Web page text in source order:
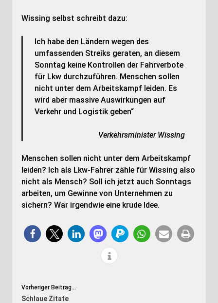
Wissing selbst schreibt dazu:
Ich habe den Ländern wegen des
umfassenden Streiks geraten, an diesem
Sonntag keine Kontrollen der Fahrverbote
für Lkw durchzuführen. Menschen sollen
nicht unter dem Arbeitskampf leiden. Es
wird aber massive Auswirkungen auf
Verkehr und Logistik geben“
Verkehrsminister Wissing
Menschen sollen nicht unter dem Arbeitskampf
leiden? Ich als Lkw-Fahrer zähle für Wissing also
nicht als Mensch? Soll ich jetzt auch Sonntags
arbeiten, um Gewinne von Unternehmen zu
sichern? War irgendwie eine krude Idee.
Vorheriger Beitrag...
Schlaue Zitate